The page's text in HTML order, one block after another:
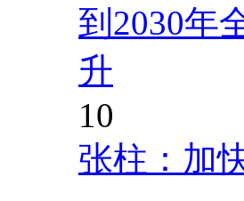
到2030年
升
10
张柱：加